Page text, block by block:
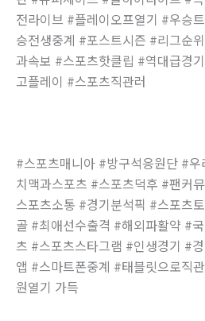
전라이브 #플레이오프열기 #우승
승전생중계 #포스트시즌 #리그순
과속보 #스포츠핫클립 #역대급경
고플레이 #스포츠직관러
#스포츠매니아 #방구석응원단 #
치맥과스포츠 #스포츠덕후 #팬커
스포츠소통 #경기분석픽 #스포츠
골 #최애선수출격 #해외파활약 #
츠 #스포츠스타그램 #인생경기 #
앱 #스마트폰중계 #태블릿으로직
원열기 가득